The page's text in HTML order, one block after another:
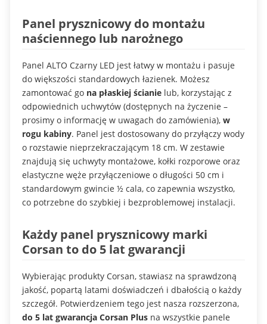
Panel prysznicowy do montażu
naściennego lub narożnego
Panel ALTO Czarny LED jest łatwy w montażu i pasuje
do większości standardowych łazienek. Możesz
zamontować go na płaskiej ścianielub, korzystając z
odpowiednich uchwytów (dostępnych na życzenie –
prosimy o informację w uwagach do zamówienia), w
rogu kabiny. Panel jest dostosowany do przyłączy wody
o rozstawie nieprzekraczającym 18 cm. W zestawie
znajdują się uchwyty montażowe, kołki rozporowe oraz
elastyczne węże przyłączeniowe o długości 50 cm i
standardowym gwincie ½ cala, co zapewnia wszystko,
co potrzebne do szybkiej i bezproblemowej instalacji.
Każdy panel prysznicowy marki
Corsan to do 5 lat gwarancji
Wybierając produkty Corsan, stawiasz na sprawdzoną
jakość, popartą latami doświadczeń i dbałością o każdy
szczegół. Potwierdzeniem tego jest nasza rozszerzona,
do 5 lat gwarancja Corsan Plusna wszystkie panele